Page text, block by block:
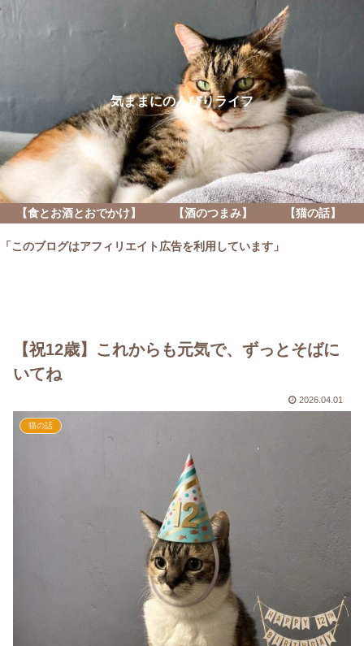
気ままにのんびりライフ
【食とお酒とおでかけ】 【酒のつまみ】 【猫の話】
「このブログはアフィリエイト広告を利用しています」
【祝12歳】これからも元気で、ずっとそばに
いてね
2026.04.01
猫の話